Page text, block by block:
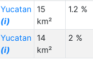
Yucatan
(i)
15
km²
1.2 %
Yucatan
(i)
14
km²
2 %